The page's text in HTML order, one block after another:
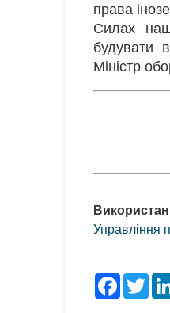
права
Силах
будувати
Міністр
Управління
F
a
T
w